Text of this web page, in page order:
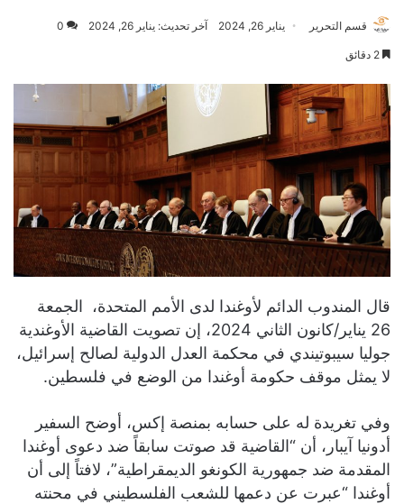
قسم التحرير يناير 26, 2024 آخر تحديث: يناير 26, 2024 0
قال المندوب الدائم لأوغندا لدى الأمم المتحدة، الجمعة
26 يناير/كانون الثاني 2024، إن تصويت القاضية الأوغندية
جوليا سيبوتيندي في محكمة العدل الدولية لصالح إسرائيل،
لا يمثل موقف حكومة أوغندا من الوضع في فلسطين.
وفي تغريدة له على حسابه بمنصة إكس، أوضح السفير
أدونيا آيبار، أن “القاضية قد صوتت سابقاً ضد دعوى أوغندا
المقدمة ضد جمهورية الكونغو الديمقراطية”، لافتاً إلى أن
أوغندا “عبرت عن دعمها للشعب الفلسطيني في محنته